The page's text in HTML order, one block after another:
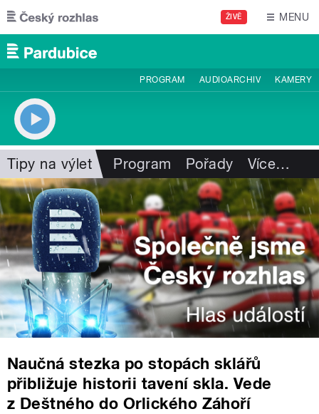
Přejít k hlavnímu obsahu
ŽIVĚ MENU
PROGRAM AUDIOARCHIV KAMERY
Tipy na výlet Program Pořady Více…
Naučná stezka po stopách sklářů
přibližuje historii tavení skla. Vede
z Deštného do Orlického Záhoří